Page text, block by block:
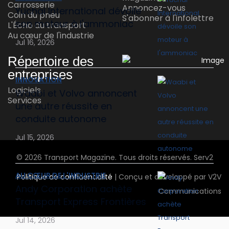
Yuchai International dévoile
son moteur à l'ammoniac
Jul 16, 2026
INNOVATION
Waabi et Volvo annoncent
une autre réussite en
conduite autonome
Jul 15, 2026
AU CŒUR DE L'INDUSTRIE
Andy Corporation achète
Transport Express Frontières
Jul 14, 2026
Carrosserie
Coin du pneu
L'Écho du transport
Au cœur de l'industrie
Annoncez-vous
S'abonner à l'infolettre
Répertoire des
entreprises
Logiciels
Services
© 2026 Transport Magazine. Tous droits réservés. Serv2
Politique de confidentialité | Conçu et développé par V2V
Communications